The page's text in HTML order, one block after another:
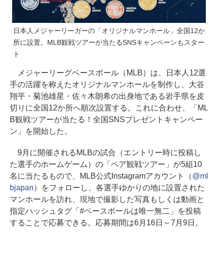
日本人メジャーリーガーの「オリジナルマンホール」全国12か
所に設置。MLB観戦ツアーが当たるSNSキャンペーンもスター
ト
メジャーリーグベースボール（MLB）は、日本人12選
手の活躍を称えたオリジナルマンホールを制作し、大谷
翔平・菊池雄星・佐々木朗希の出身地である岩手県を皮
切りに全国12か所へ順次設置する。これに合わせ、「ML
B観戦ツアーが当たる！全国SNSプレゼントキャンペー
ン」を開始した。
9月に開催されるMLBの試合（エントリー時に投稿し
た選手のホームゲーム）の「ペア観戦ツアー」が5組10
名に当たるもので、MLB公式Instagramアカウント（@ml
bjapan）をフォローし、各選手ゆかりの地に設置された
マンホールを訪れ、現地で撮影した写真もしくは動画と
指定ハッシュタグ「#ベースボールは唯一無二」を投稿
することで応募できる。応募期間は6月16日～7月9日。